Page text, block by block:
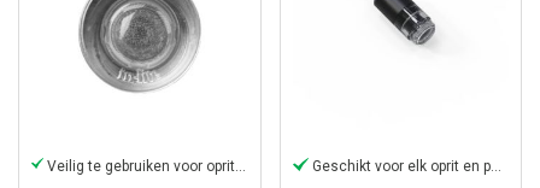
Veilig te gebruiken voor opritten en paden. Geschikt voor elk oprit en pad.